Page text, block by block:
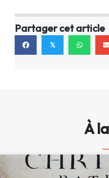
Partager cet article
𝕏
À